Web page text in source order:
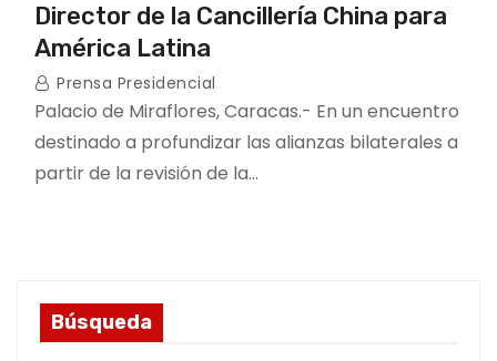
Director de la Cancillería China para
América Latina
Prensa Presidencial
Palacio de Miraflores, Caracas.- En un encuentro
destinado a profundizar las alianzas bilaterales a
partir de la revisión de la…
Búsqueda